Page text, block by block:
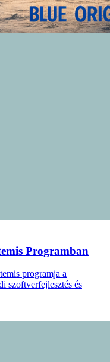
Programban
programja a
szoftverfejlesztés és